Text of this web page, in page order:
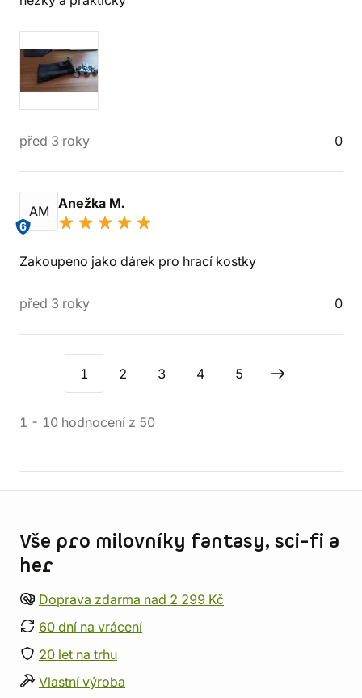
před 3 roky 0
AM
6
Anežka M.
Zakoupeno jako dárek pro hrací kostky
před 3 roky 0
1 2 3 4 5
1 - 10 hodnocení z 50
Vše pro milovníky fantasy, sci-fi a
her
Doprava zdarma nad 2 299 Kč
60 dní na vrácení
20 let na trhu
Vlastní výroba